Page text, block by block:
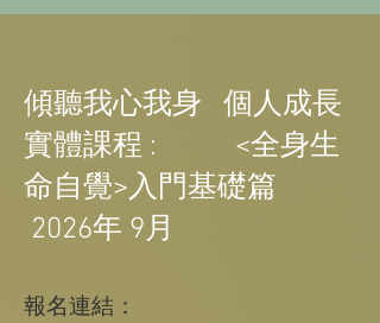
傾聽我心我身 個人成長
實體課程 : <全身生
命自覺>入門基礎篇
2026年 9月
報名連結：